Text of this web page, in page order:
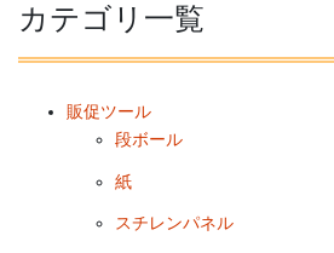
カテゴリ一覧
販促ツール
段ボール
紙
スチレンパネル